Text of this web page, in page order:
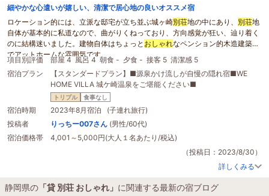
ってよかったです。段差もあり、バランスを崩すと危ないので、お風呂から直
接テラスに出ないよう注意書きがありますが、手の届くところにテーブルを配
置して、お風呂に入りながら飲み物を飲むのはとても贅沢な感じでした。新月
に近い日に訪れたのですが、満月に近い日には海に沈む月のムーンロードを見
ることができるそうです。
ホテルの従業員はみんなとても親切でした。万人に受け入れられることはとて
も難しいことですから、いろいろな意見はあると思いますが、ゲストに心地よ
く滞在してもらおうという意識があることを感じられると思います。
あいにくの雨で残念な日程でしたが、ちょっとした記念日に、リゾート感を味
わいたいならお勧めの宿です。ホテルまでの道のりは案内をたどればよいので
すが別荘 地を抜けるため、すれ違いが困難なところがありますので、ナビに頼
らずホームページで案内されている経路を行くとよいです。
また利用したいと思います。
細やかな心遣いが嬉しい、清潔で居心地の良いオススメ宿
ロケーション的には、立派な邸宅が立ち並ぶ城ヶ崎別荘地の中にあり、 別荘地
自体が基本的に私道なので、曲がりくねっており、方向感覚が狂い、辿り着く
のに結構迷いました。建物自体はちょっと おしゃれなペンション的木造建築物
でアットホームな雰囲気です。
駐車場は、建物横と下にあり、下の駐車場に停めると、結構な石段を登ってい
かないといけません。体力を試されます。
フロントの応対は、とても丁寧でにこやかで感じがよく、施設等の説明にも細
やかな気遣いを感じ、とても好感度が上がりました。
お部屋は、3人で泊まるには程々の広さで、施設は新しくないのですが、部屋
内、洗面所も清潔感があり、まるで自宅に帰ったような安心感のある居心地の
良い部屋です。
この宿の特徴として、共用の結構ちゃんとしたセントラルキッチンがあり、材
料を持ち込んで、自炊も可能です。この日は、夕食はバーベキューで、材料を
全てスーパーで買って、持ち込み、手際よく下ごしらえをすることができまし
してくれます。キッチンも清潔で安心感
があります。お陰でバーベキューの夕食は、久々に盛り上がりました。バーベ
項目別評価 部屋 4 風呂 4 朝食 - 夕食 - 接客 5 清潔感 5
宿泊プラン
【スタンダードプラン】■源泉かけ流しが自慢の隠れ宿■WE
HOME VILLA 城ケ崎温泉をご堪能ください■
トリプル 食事なし
宿泊時期
2023年8月宿泊 (子連れ旅行)
投稿者
りっちー007さん (男性/60代)
宿泊価格帯
4,001～5,000円(大人１名あたり/税込)
（投稿日：2023/8/30）
詳しくみる
静岡県の 「貸 別荘 おしゃれ」 に関連する最新の宿ブログ